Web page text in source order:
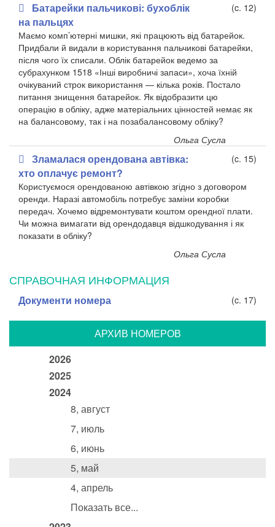
Батарейки пальчикові: бухоблік
на пальцях
(c. 12)
Маємо комп’ютерні мишки, які працюють від батарейок.
Придбали й видали в користування пальчикові батарейки,
після чого їх списали. Облік батарейок ведемо за
субрахунком 1518 «Інші виробничі запаси», хоча їхній
очікуваний строк використання — кілька років. Постало
питання знищення батарейок. Як відобразити цю
операцію в обліку, адже матеріальних цінностей немає як
на балансовому, так і на позабалансовому обліку?
Ольга Сусла
Зламалася орендована автівка:
хто оплачує ремонт?
(c. 15)
Користуємося орендованою автівкою згідно з договором
оренди. Наразі автомобіль потребує заміни коробки
передач. Хочемо відремонтувати коштом орендної плати.
Чи можна вимагати від орендодавця відшкодування і як
показати в обліку?
Ольга Сусла
СПРАВОЧНАЯ ИНФОРМАЦИЯ
Документи номера (c. 17)
АРХИВ НОМЕРОВ
2026
2025
2024
8, август
7, июль
6, июнь
5, май
4, апрель
Показать все...